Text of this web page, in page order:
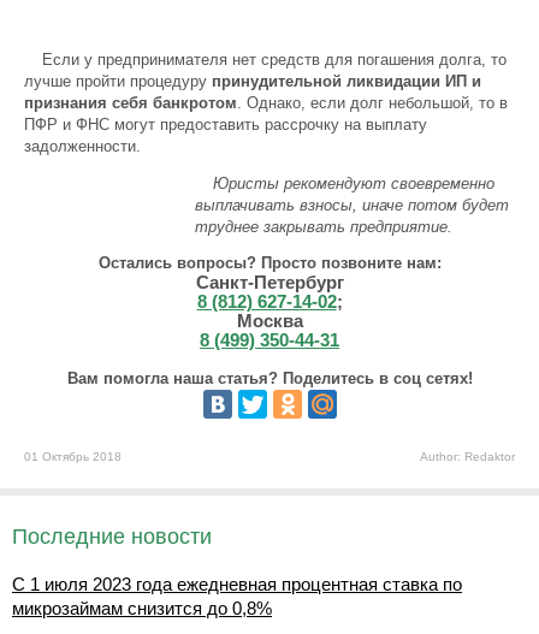
Если у предпринимателя нет средств для погашения долга, то
лучше пройти процедуру принудительной ликвидации ИП и
признания себя банкротом. Однако, если долг небольшой, то в
ПФР и ФНС могут предоставить рассрочку на выплату
задолженности.
Юристы рекомендуют своевременно
выплачивать взносы, иначе потом будет
труднее закрывать предприятие.
Остались вопросы? Просто позвоните нам:
Санкт-Петербург
8 (812) 627-14-02;
Москва
8 (499) 350-44-31
Вам помогла наша статья? Поделитесь в соц сетях!
01 Октябрь 2018 Author: Redaktor
Последние новости
С 1 июля 2023 года ежедневная процентная ставка по
микрозаймам снизится до 0,8%